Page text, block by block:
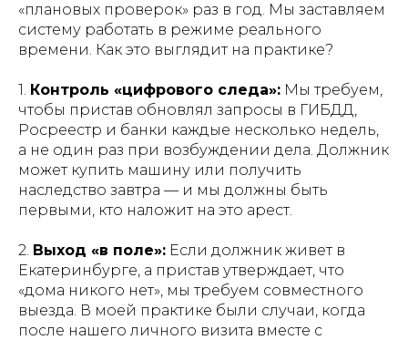
«плановых проверок» раз в год. Мы заставляем
систему работать в режиме реального
времени. Как это выглядит на практике?
1. Контроль «цифрового следа»: Мы требуем,
чтобы пристав обновлял запросы в ГИБДД,
Росреестр и банки каждые несколько недель,
а не один раз при возбуждении дела. Должник
может купить машину или получить
наследство завтра — и мы должны быть
первыми, кто наложит на это арест.
2. Выход «в поле»: Если должник живет в
Екатеринбурге, а пристав утверждает, что
«дома никого нет», мы требуем совместного
выезда. В моей практике были случаи, когда
после нашего личного визита вместе с